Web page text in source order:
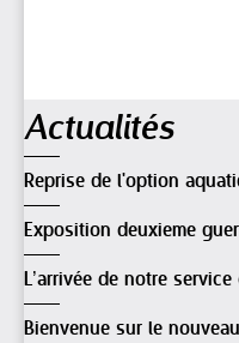
Actualités
Reprise de l'option
Exposition deuxieme
L’arrivée de notre
Bienvenue sur le